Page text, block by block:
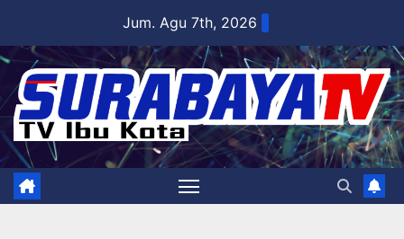
content
Jum. Agu 7th, 2026